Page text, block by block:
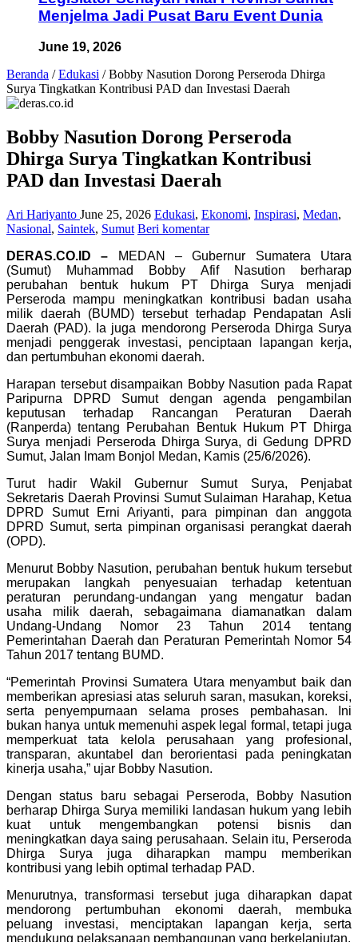
Menjelma Jadi Pusat Baru Event Dunia
June 19, 2026
Beranda / Edukasi / Bobby Nasution Dorong Perseroda Dhirga
Surya Tingkatkan Kontribusi PAD dan Investasi Daerah
Bobby Nasution Dorong Perseroda
Dhirga Surya Tingkatkan Kontribusi
PAD dan Investasi Daerah
Ari Hariyanto June 25, 2026 Edukasi, Ekonomi, Inspirasi, Medan,
Nasional, Saintek, Sumut Beri komentar
DERAS.CO.ID – MEDAN – Gubernur Sumatera Utara
(Sumut) Muhammad Bobby Afif Nasution berharap
perubahan bentuk hukum PT Dhirga Surya menjadi
Perseroda mampu meningkatkan kontribusi badan usaha
milik daerah (BUMD) tersebut terhadap Pendapatan Asli
Daerah (PAD). Ia juga mendorong Perseroda Dhirga Surya
menjadi penggerak investasi, penciptaan lapangan kerja,
dan pertumbuhan ekonomi daerah.
Harapan tersebut disampaikan Bobby Nasution pada Rapat
Paripurna DPRD Sumut dengan agenda pengambilan
keputusan terhadap Rancangan Peraturan Daerah
(Ranperda) tentang Perubahan Bentuk Hukum PT Dhirga
Surya menjadi Perseroda Dhirga Surya, di Gedung DPRD
Sumut, Jalan Imam Bonjol Medan, Kamis (25/6/2026).
Turut hadir Wakil Gubernur Sumut Surya, Penjabat
Sekretaris Daerah Provinsi Sumut Sulaiman Harahap, Ketua
DPRD Sumut Erni Ariyanti, para pimpinan dan anggota
DPRD Sumut, serta pimpinan organisasi perangkat daerah
(OPD).
Menurut Bobby Nasution, perubahan bentuk hukum tersebut
merupakan langkah penyesuaian terhadap ketentuan
peraturan perundang-undangan yang mengatur badan
usaha milik daerah, sebagaimana diamanatkan dalam
Undang-Undang Nomor 23 Tahun 2014 tentang
Pemerintahan Daerah dan Peraturan Pemerintah Nomor 54
Tahun 2017 tentang BUMD.
“Pemerintah Provinsi Sumatera Utara menyambut baik dan
memberikan apresiasi atas seluruh saran, masukan, koreksi,
serta penyempurnaan selama proses pembahasan. Ini
bukan hanya untuk memenuhi aspek legal formal, tetapi juga
memperkuat tata kelola perusahaan yang profesional,
transparan, akuntabel dan berorientasi pada peningkatan
kinerja usaha,” ujar Bobby Nasution.
Dengan status baru sebagai Perseroda, Bobby Nasution
berharap Dhirga Surya memiliki landasan hukum yang lebih
kuat untuk mengembangkan potensi bisnis dan
meningkatkan daya saing perusahaan. Selain itu, Perseroda
Dhirga Surya juga diharapkan mampu memberikan
kontribusi yang lebih optimal terhadap PAD.
Menurutnya, transformasi tersebut juga diharapkan dapat
mendorong pertumbuhan ekonomi daerah, membuka
peluang investasi, menciptakan lapangan kerja, serta
mendukung pelaksanaan pembangunan yang berkelanjutan.